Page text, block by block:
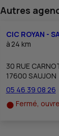
Autres
CIC ROYAN -
à 24 km
30 RUE
17600 SAUJON
05 46 39 08 26
Fermé,